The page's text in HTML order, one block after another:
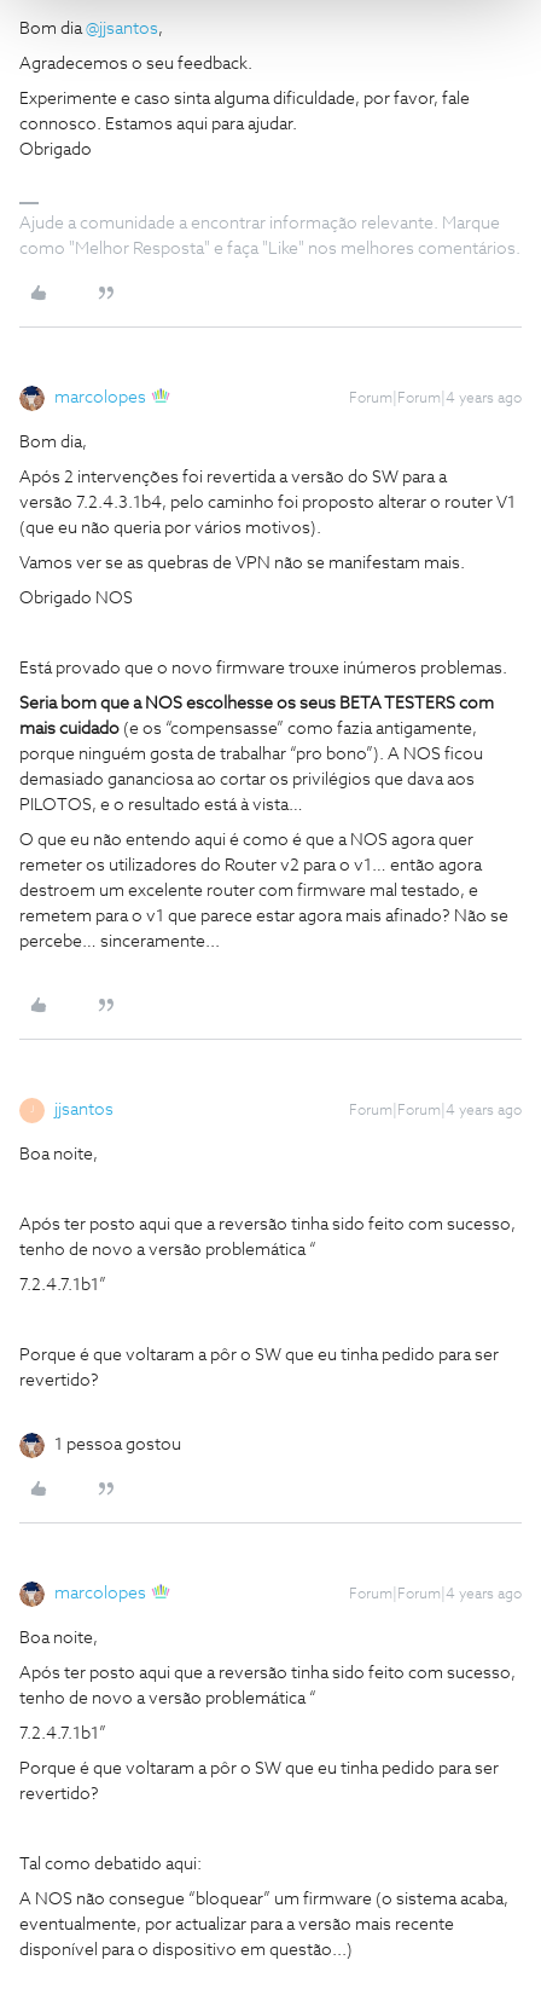
Bom dia @jjsantos,
Agradecemos o seu feedback.
Experimente e caso sinta alguma dificuldade, por favor, fale
connosco. Estamos aqui para ajudar.
Obrigado
Ajude a comunidade a encontrar informação relevante. Marque
como "Melhor Resposta" e faça "Like" nos melhores comentários.
marcolopes Forum|Forum|4 years ago
Bom dia,
Após 2 intervenções foi revertida a versão do SW para a
versão 7.2.4.3.1b4, pelo caminho foi proposto alterar o router V1
(que eu não queria por vários motivos).
Vamos ver se as quebras de VPN não se manifestam mais.
Obrigado NOS
Está provado que o novo firmware trouxe inúmeros problemas.
Seria bom que a NOS escolhesse os seus BETA TESTERS com
mais cuidado (e os “compensasse” como fazia antigamente,
porque ninguém gosta de trabalhar “pro bono”). A NOS ficou
demasiado gananciosa ao cortar os privilégios que dava aos
PILOTOS, e o resultado está à vista…
O que eu não entendo aqui é como é que a NOS agora quer
remeter os utilizadores do Router v2 para o v1… então agora
destroem um excelente router com firmware mal testado, e
remetem para o v1 que parece estar agora mais afinado? Não se
percebe… sinceramente...
J jjsantos Forum|Forum|4 years ago
Boa noite,
Após ter posto aqui que a reversão tinha sido feito com sucesso,
tenho de novo a versão problemática “
7.2.4.7.1b1”
Porque é que voltaram a pôr o SW que eu tinha pedido para ser
revertido?
1 pessoa gostou
marcolopes Forum|Forum|4 years ago
Boa noite,
Após ter posto aqui que a reversão tinha sido feito com sucesso,
tenho de novo a versão problemática “
7.2.4.7.1b1”
Porque é que voltaram a pôr o SW que eu tinha pedido para ser
revertido?
Tal como debatido aqui:
A NOS não consegue “bloquear” um firmware (o sistema acaba,
eventualmente, por actualizar para a versão mais recente
disponível para o dispositivo em questão...)